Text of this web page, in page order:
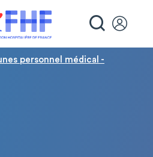
personnel médical -
cookies